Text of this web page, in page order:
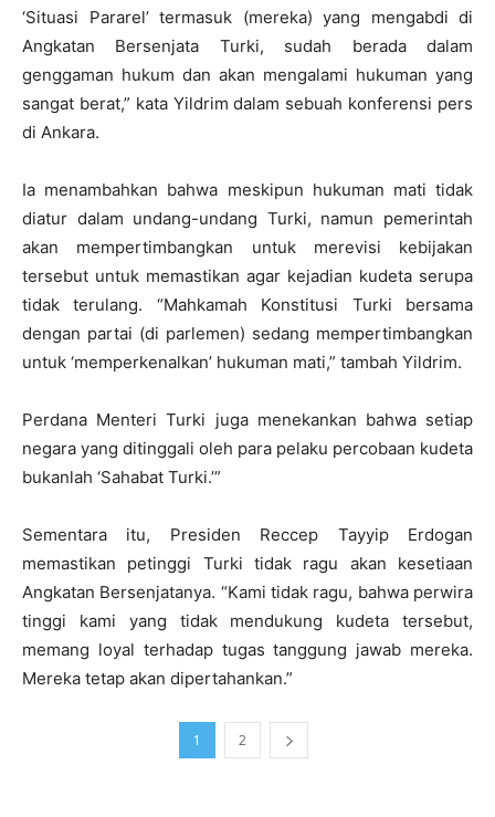
‘Situasi Pararel’ termasuk (mereka) yang mengabdi di
Angkatan Bersenjata Turki, sudah berada dalam
genggaman hukum dan akan mengalami hukuman yang
sangat berat,” kata Yildrim dalam sebuah konferensi pers
di Ankara.
Ia menambahkan bahwa meskipun hukuman mati tidak
diatur dalam undang-undang Turki, namun pemerintah
akan mempertimbangkan untuk merevisi kebijakan
tersebut untuk memastikan agar kejadian kudeta serupa
tidak terulang. “Mahkamah Konstitusi Turki bersama
dengan partai (di parlemen) sedang mempertimbangkan
untuk ‘memperkenalkan’ hukuman mati,” tambah Yildrim.
Perdana Menteri Turki juga menekankan bahwa setiap
negara yang ditinggali oleh para pelaku percobaan kudeta
bukanlah ‘Sahabat Turki.’”
Sementara itu, Presiden Reccep Tayyip Erdogan
memastikan petinggi Turki tidak ragu akan kesetiaan
Angkatan Bersenjatanya. “Kami tidak ragu, bahwa perwira
tinggi kami yang tidak mendukung kudeta tersebut,
memang loyal terhadap tugas tanggung jawab mereka.
Mereka tetap akan dipertahankan.”
1 2